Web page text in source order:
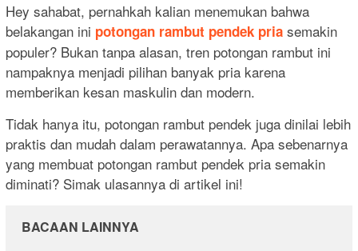
Hey sahabat, pernahkah kalian menemukan bahwa
belakangan ini potongan rambut pendek pria semakin
populer? Bukan tanpa alasan, tren potongan rambut ini
nampaknya menjadi pilihan banyak pria karena
memberikan kesan maskulin dan modern.
Tidak hanya itu, potongan rambut pendek juga dinilai lebih
praktis dan mudah dalam perawatannya. Apa sebenarnya
yang membuat potongan rambut pendek pria semakin
diminati? Simak ulasannya di artikel ini!
BACAAN LAINNYA